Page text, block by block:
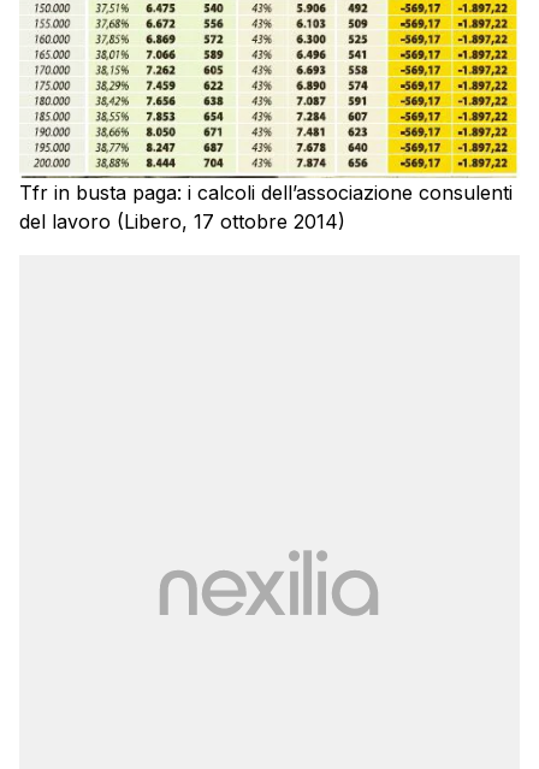
Tfr in busta paga: i calcoli dell’associazione consulenti
del lavoro (Libero, 17 ottobre 2014)